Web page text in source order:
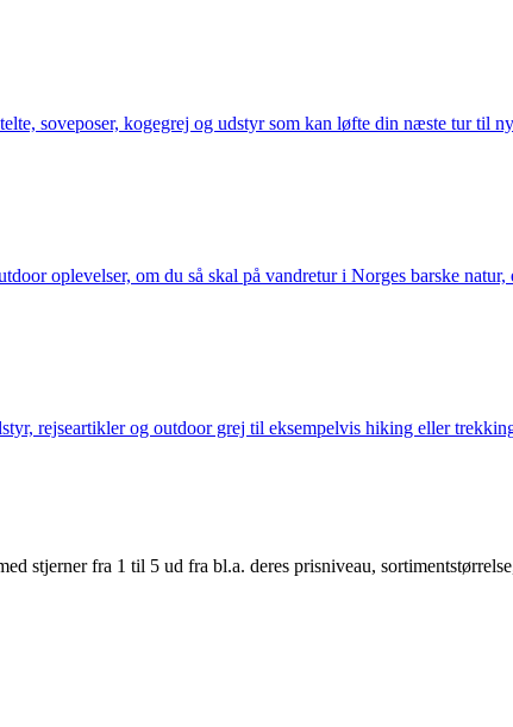
soveposer, kogegrej og udstyr som kan løfte din næste tur til
oplevelser, om du så skal på vandretur i Norges barske
rejseartikler og outdoor grej til eksempelvis hiking eller
stjerner fra 1 til 5 ud fra bl.a. deres prisniveau,